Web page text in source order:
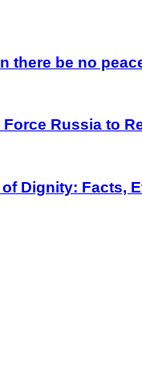
there be no
Russia to
Dignity: Facts,